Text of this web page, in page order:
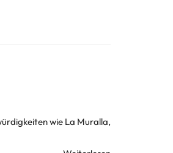
wie La Muralla,